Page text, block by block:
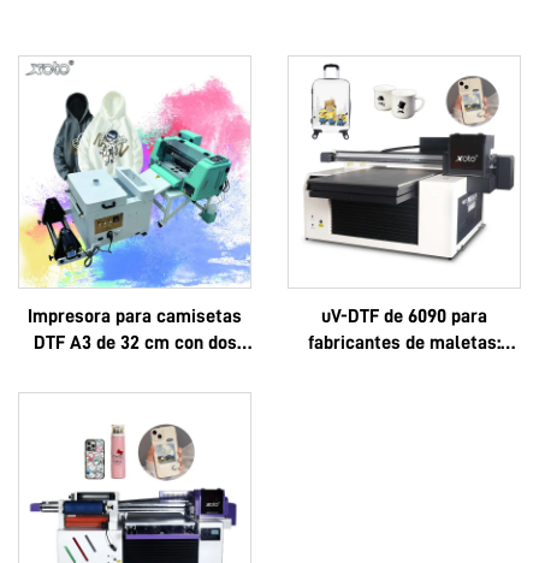
Impresora para camisetas
DTF A3 de 32 cm con dos
cabezales i1600A1
uV-DTF de 6090 para
fabricantes de maletas: